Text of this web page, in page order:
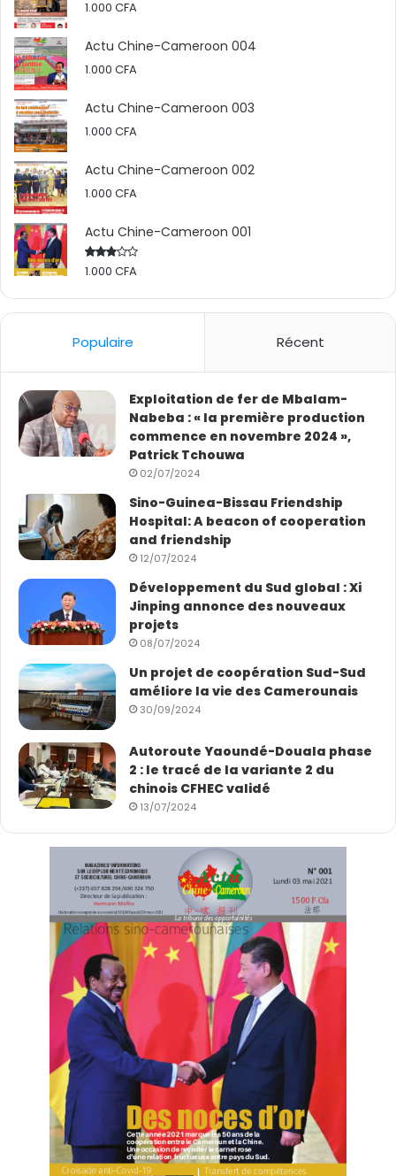
1.000 CFA
Actu Chine-Cameroon 004
1.000 CFA
Actu Chine-Cameroon 003
1.000 CFA
Actu Chine-Cameroon 002
1.000 CFA
Actu Chine-Cameroon 001
Rated
1.000 CFA
Populaire Récent
Exploitation de fer de Mbalam-
Nabeba : « la première production
commence en novembre 2024 »,
Patrick Tchouwa
02/07/2024
Sino-Guinea-Bissau Friendship
Hospital: A beacon of cooperation
and friendship
12/07/2024
Développement du Sud global : Xi
Jinping annonce des nouveaux
projets
08/07/2024
Un projet de coopération Sud-Sud
améliore la vie des Camerounais
30/09/2024
Autoroute Yaoundé-Douala phase
2 : le tracé de la variante 2 du
chinois CFHEC validé
13/07/2024